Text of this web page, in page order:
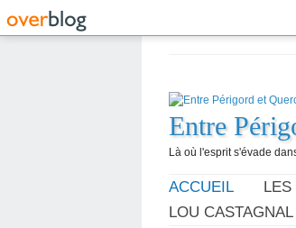
Entre
Là où l'esprit s'évade
ACCUEIL LES
LOU